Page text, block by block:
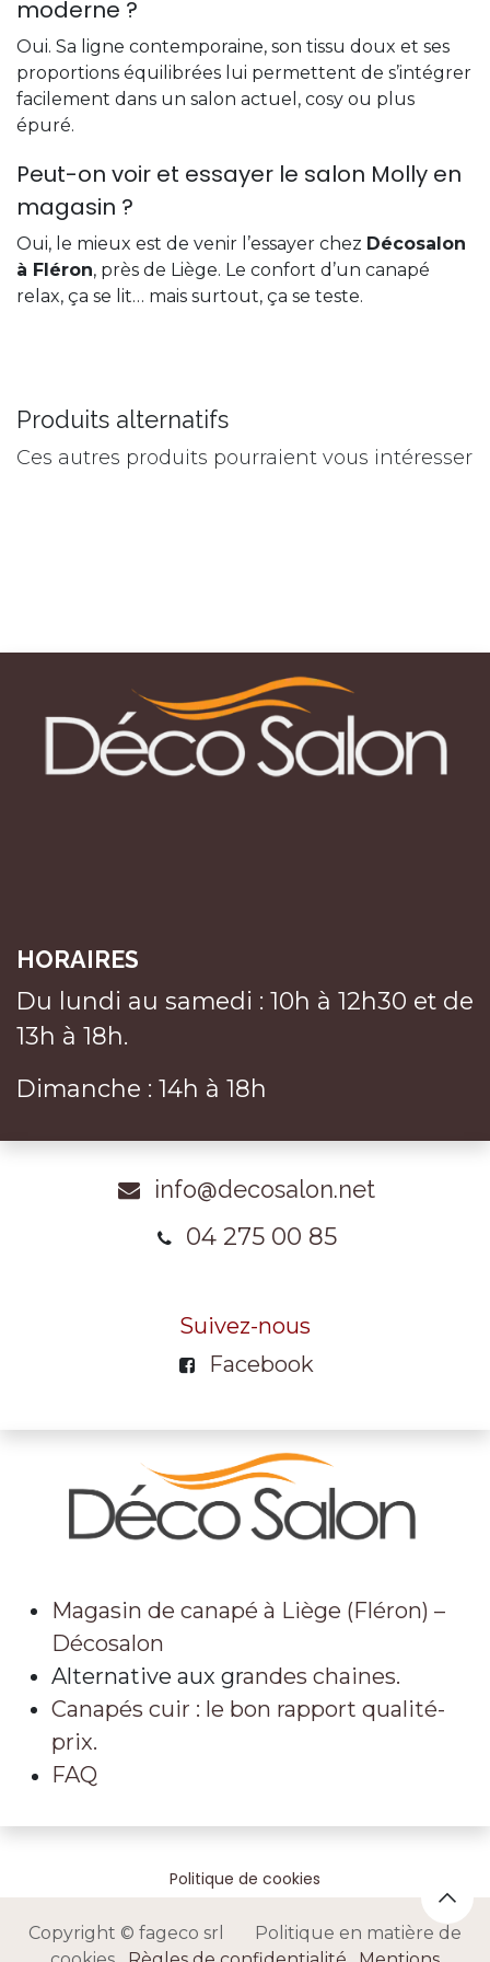
moderne ?
Oui. Sa ligne contemporaine, son tissu doux et ses
proportions équilibrées lui permettent de s’intégrer
facilement dans un salon actuel, cosy ou plus
épuré.
Peut-on voir et essayer le salon Molly en
magasin ?
Oui, le mieux est de venir l’essayer chez Décosalon
à Fléron, près de Liège. Le confort d’un canapé
relax, ça se lit… mais surtout, ça se teste.
Produits alternatifs
Ces autres produits pourraient vous intéresser
HORAIRES
Du lundi au samedi : 10h à 12h30 et de
13h à 18h.
Dimanche : 14h à 18h
info@decosalon.net
04 275 00 85
Suivez-nous
Facebook
Magasin de canapé à Liège (Fléron) –
Décosalon
Alternative aux grandes chaines.
Canapés cuir : le bon rapport qualité-
prix.
FAQ
Politique de cookies
Copyright © fageco srl Politique en matière de